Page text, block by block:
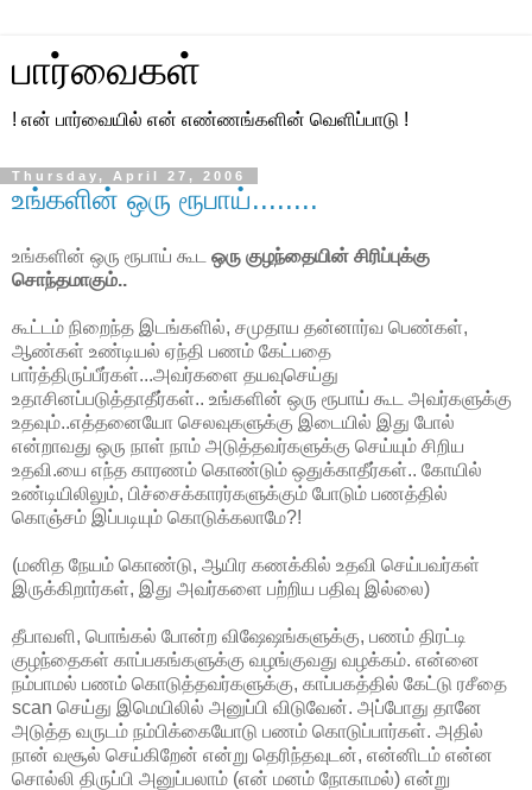
பார்வைகள்
! என் பார்வையில் என் எண்ணங்களின் வெளிப்பாடு !
Thursday, April 27, 2006
உங்களின் ஒரு ரூபாய்........
உங்களின் ஒரு ரூபாய் கூட ஒரு குழந்தையின் சிரிப்புக்கு
சொந்தமாகும்..
கூட்டம் நிறைந்த இடங்களில், சமுதாய தன்னார்வ பெண்கள்,
ஆண்கள் உண்டியல் ஏந்தி பணம் கேட்பதை
பார்த்திருப்பீர்கள்...அவர்களை தயவுசெய்து
உதாசினப்படுத்தாதீர்கள்.. உங்களின் ஒரு ரூபாய் கூட அவர்களுக்கு
உதவும்..எத்தனையோ செலவுகளுக்கு இடையில் இது போல்
என்றாவது ஒரு நாள் நாம் அடுத்தவர்களுக்கு செய்யும் சிறிய
உதவி.யை எந்த காரணம் கொண்டும் ஒதுக்காதீர்கள்.. கோயில்
உண்டியிலிலும், பிச்சைக்காரர்களுக்கும் போடும் பணத்தில்
கொஞ்சம் இப்படியும் கொடுக்கலாமே?!
(மனித நேயம் கொண்டு, ஆயிர கணக்கில் உதவி செய்பவர்கள்
இருக்கிறார்கள், இது அவர்களை பற்றிய பதிவு இல்லை)
தீபாவளி, பொங்கல் போன்ற விஷேஷங்களுக்கு, பணம் திரட்டி
குழந்தைகள் காப்பகங்களுக்கு வழங்குவது வழக்கம். என்னை
நம்பாமல் பணம் கொடுத்தவர்களுக்கு, காப்பகத்தில் கேட்டு ரசீதை
scan செய்து இமெயிலில் அனுப்பி விடுவேன். அப்போது தானே
அடுத்த வருடம் நம்பிக்கையோடு பணம் கொடுப்பார்கள். அதில்
நான் வசூல் செய்கிறேன் என்று தெரிந்தவுடன், என்னிடம் என்ன
சொல்லி திருப்பி அனுப்பலாம் (என் மனம் நோகாமல்) என்று